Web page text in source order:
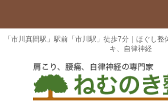
「市川真間駅」駅前「市川駅」徒歩7分｜ほぐし
キ、自律神経